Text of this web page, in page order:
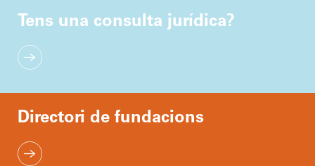
Tens una consulta jurídica?
Directori de fundacions